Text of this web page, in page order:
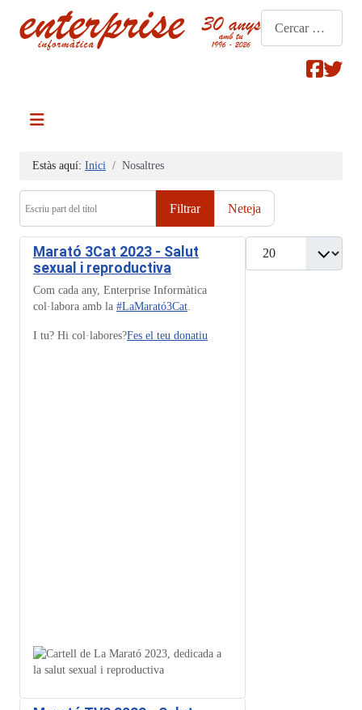
Estàs aquí: Inici Nosaltres
Filtrar Neteja
Marató 3Cat 2023 - Salut
sexual i reproductiva
Com cada any, Enterprise Informàtica
col·labora amb la #LaMarató3Cat.
I tu? Hi col·labores?Fes el teu donatiu